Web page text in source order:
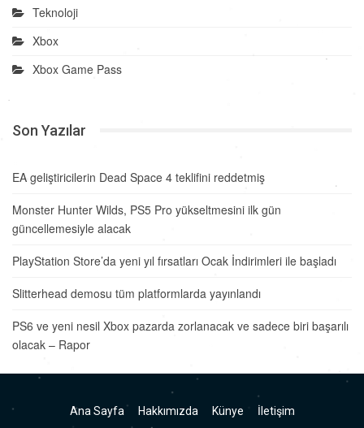
Teknoloji
Xbox
Xbox Game Pass
Son Yazılar
EA geliştiricilerin Dead Space 4 teklifini reddetmiş
Monster Hunter Wilds, PS5 Pro yükseltmesini ilk gün
güncellemesiyle alacak
PlayStation Store’da yeni yıl fırsatları Ocak İndirimleri ile başladı
Slitterhead demosu tüm platformlarda yayınlandı
PS6 ve yeni nesil Xbox pazarda zorlanacak ve sadece biri başarılı
olacak – Rapor
Ana Sayfa Hakkımızda Künye İletişim